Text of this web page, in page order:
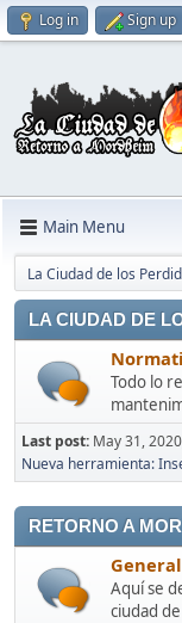
Log in Sign up
Main Menu
La Ciudad de los
LA CIUDAD DE
Todo lo
Last post: May 31,
Nueva herramienta:
RETORNO A
General
Aquí se
ciudad